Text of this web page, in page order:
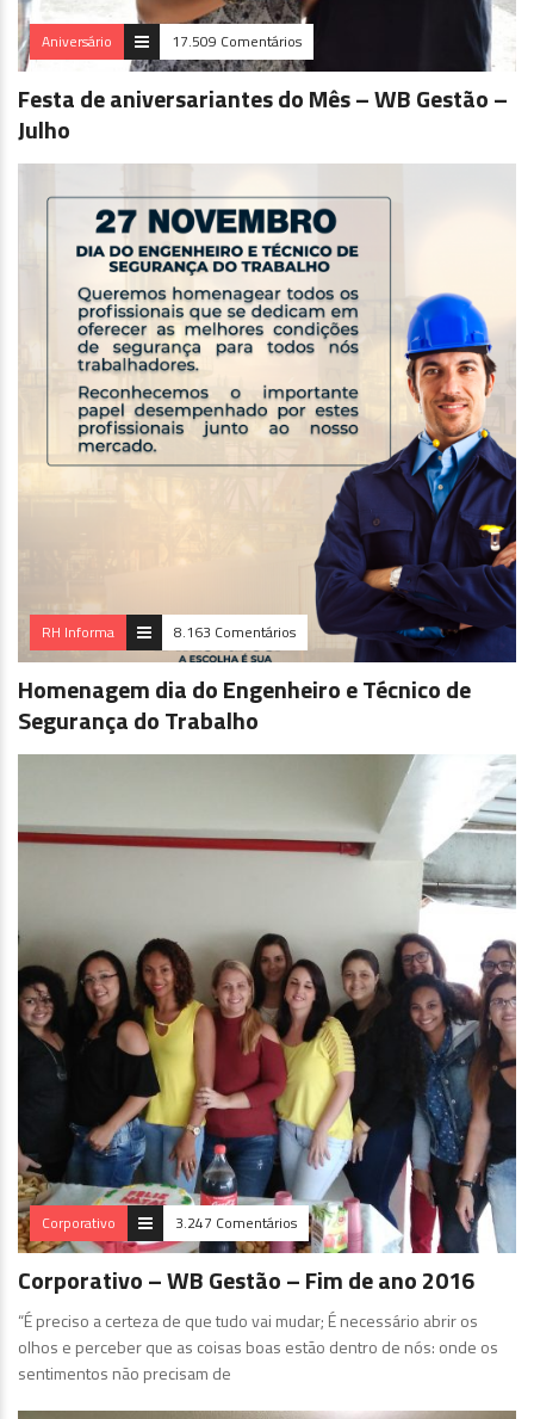
Aniversário 17.509 Comentários
Festa de aniversariantes do Mês – WB Gestão –
Julho
RH Informa 8.163 Comentários
Homenagem dia do Engenheiro e Técnico de
Segurança do Trabalho
Corporativo 3.247 Comentários
Corporativo – WB Gestão – Fim de ano 2016
“É preciso a certeza de que tudo vai mudar; É necessário abrir os
olhos e perceber que as coisas boas estão dentro de nós: onde os
sentimentos não precisam de